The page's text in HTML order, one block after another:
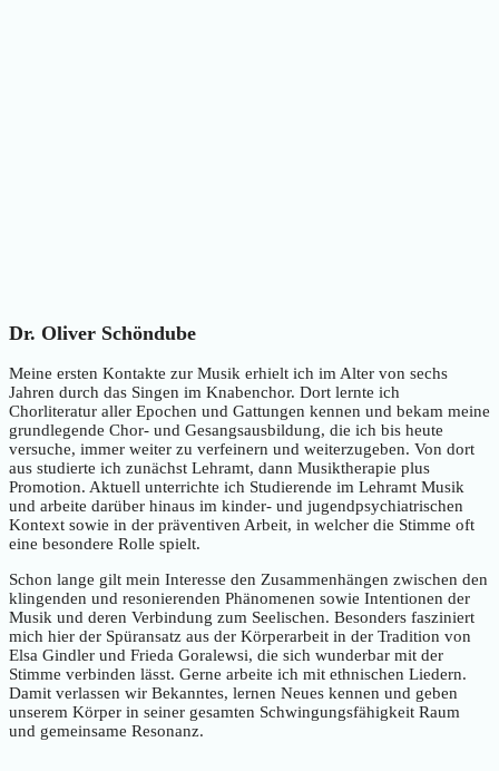
Dr. Oliver Schöndube
Meine ersten Kontakte zur Musik erhielt ich im Alter von sechs
Jahren durch das Singen im Knabenchor. Dort lernte ich
Chorliteratur aller Epochen und Gattungen kennen und bekam meine
grundlegende Chor- und Gesangsausbildung, die ich bis heute
versuche, immer weiter zu verfeinern und weiterzugeben. Von dort
aus studierte ich zunächst Lehramt, dann Musiktherapie plus
Promotion. Aktuell unterrichte ich Studierende im Lehramt Musik
und arbeite darüber hinaus im kinder- und jugendpsychiatrischen
Kontext sowie in der präventiven Arbeit, in welcher die Stimme oft
eine besondere Rolle spielt.
Schon lange gilt mein Interesse den Zusammenhängen zwischen den
klingenden und resonierenden Phänomenen sowie Intentionen der
Musik und deren Verbindung zum Seelischen. Besonders fasziniert
mich hier der Spüransatz aus der Körperarbeit in der Tradition von
Elsa Gindler und Frieda Goralewsi, die sich wunderbar mit der
Stimme verbinden lässt. Gerne arbeite ich mit ethnischen Liedern.
Damit verlassen wir Bekanntes, lernen Neues kennen und geben
unserem Körper in seiner gesamten Schwingungsfähigkeit Raum
und gemeinsame Resonanz.